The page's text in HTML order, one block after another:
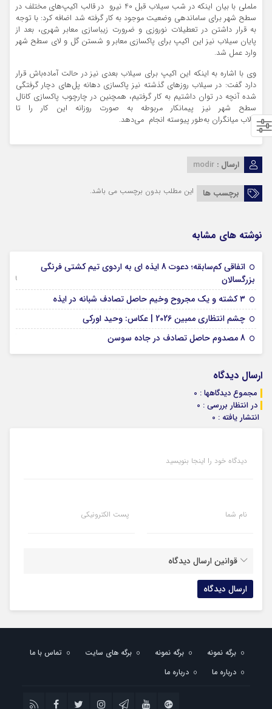
ململی با بیان اینکه در شب سیلاب قبل 40 نیرو در قالب اکیپ‌های مختلف در
سطح شهر برای ساماندهی وضعیت موجود به کار گرفته شد اضافه کرد: با توجه
به قرار داشتن در تعطیلات نوروزی و ضرورت زیباسازی معابر شهری، بعد از
پایان سیلاب نیز این اکیپ برای پاکسازی معابر و شستن گل و لای سطح شهر
وارد عمل شد.
وی با اشاره به اینکه این اکیپ برای سیلاب بعدی نیز در حالت آماده‌باش قرار
دارد گفت: در سیلاب روزهای گذشته نیز پاکسازی دهانه پل‌های دچار گرفتگی
شده آنچه در توان داشتیم به کار گرفتیم، همچنین در چارچوب پاکسازی کانال
سطح شهر نیز پیمانکار مربوطه به صورت روزانه این کار را تا
تالاب میانگران به‌طور پیوسته انجام می‌دهد.
ارسال : modir
برچسب ها این مطلب بدون برچسب می باشد.
نوشته های مشابه
اتفاقی کم‌سابقه؛ دعوت 8 ایذه ای به اردوی تیم کشتی فرنگی
بزرگسالان
09 جولای 2026
۳ کشته و یک مجروح وخیم حاصل تصادف شبانه در ایذه
چشم انتظاری ممبین 2026 | عکاس: وحید اورکی
8 مصدوم حاصل تصادف در جاده سوسن
ارسال دیدگاه
مجموع دیدگاهها : 0
در انتظار بررسی : 0
انتشار یافته : 0
دیدگاه خود را اینجا بنویسید
نام شما پست الکترونیکی
قوانین ارسال دیدگاه
برگه نمونه برگه نمونه برگه های سایت
تماس با ما
درباره ما
درباره ما